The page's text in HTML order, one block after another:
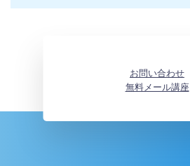
お問い合わせ
無料メール講座